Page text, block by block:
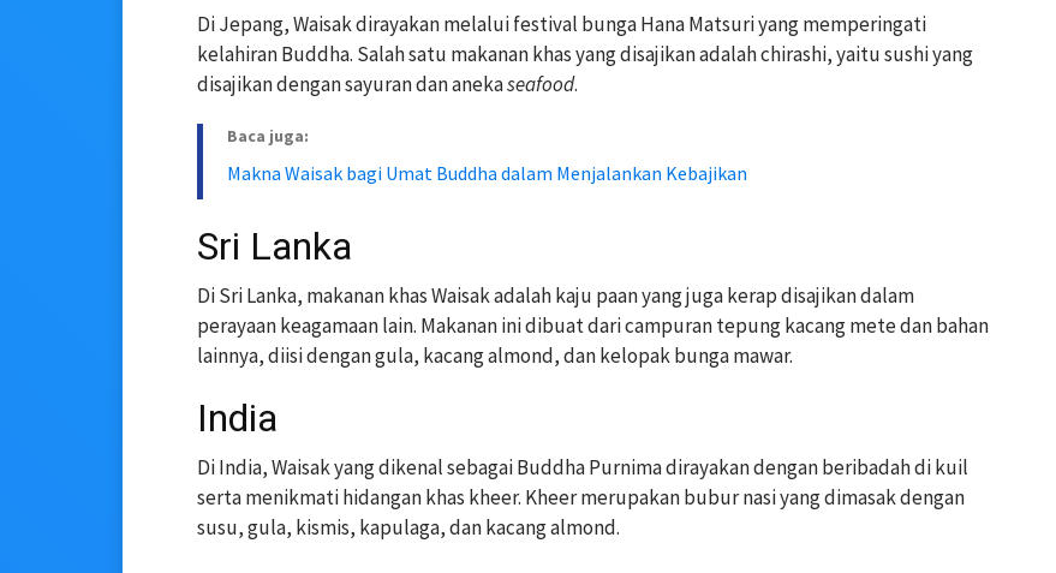
Di Jepang, Waisak dirayakan melalui festival bunga Hana Matsuri yang memperingati
kelahiran Buddha. Salah satu makanan khas yang disajikan adalah chirashi, yaitu sushi yang
disajikan dengan sayuran dan anekaseafood.
Baca juga:
Makna Waisak bagi Umat Buddha dalam Menjalankan Kebajikan
Sri Lanka
Di Sri Lanka, makanan khas Waisak adalah kaju paan yang juga kerap disajikan dalam
perayaan keagamaan lain. Makanan ini dibuat dari campuran tepung kacang mete dan bahan
lainnya, diisi dengan gula, kacang almond, dan kelopak bunga mawar.
India
Di India, Waisak yang dikenal sebagai Buddha Purnima dirayakan dengan beribadah di kuil
serta menikmati hidangan khas kheer. Kheer merupakan bubur nasi yang dimasak dengan
susu, gula, kismis, kapulaga, dan kacang almond.